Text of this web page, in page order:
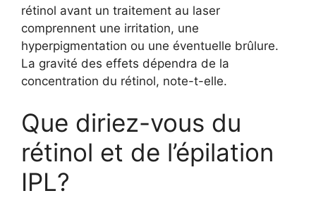
rétinol avant un traitement au laser
comprennent une irritation, une
hyperpigmentation ou une éventuelle brûlure.
La gravité des effets dépendra de la
concentration du rétinol, note-t-elle.
Que diriez-vous du
rétinol et de l’épilation
IPL?